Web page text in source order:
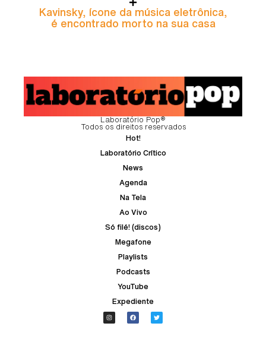
Kavinsky, ícone da música eletrônica,
é encontrado morto na sua casa
Laboratório Pop®
Todos os direitos reservados
Hot!
Laboratório Crítico
News
Agenda
Na Tela
Ao Vivo
Só filé! (discos)
Megafone
Playlists
Podcasts
YouTube
Expediente